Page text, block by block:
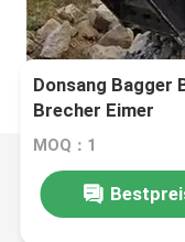
Donsang Bagger
Brecher Eimer
MOQ：1